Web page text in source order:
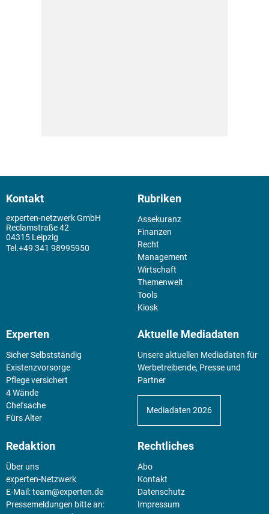
Kontakt
experten-netzwerk GmbH
Reclamstraße 42
04315 Leipzig
+49 341 98995950
Rubriken
Assekuranz
Finanzen
Recht
Management
Wirtschaft
Themenwelt
Tools
Kiosk
Experten
Sicher Selbstständig
Existenz­vorsorge
Pflege versichert
4 Wände
Chefsache
Fürs Alter
Aktuelle Mediadaten
Unsere aktuellen Mediadaten für
Werbetreibende, Presse und
Partner
Mediadaten 2026
Redaktion
Über uns
experten-Netzwerk
E-Mail:team@experten.de
Pressemeldungen bitte an:
Rechtliches
Abo
Kontakt
Datenschutz
Impressum